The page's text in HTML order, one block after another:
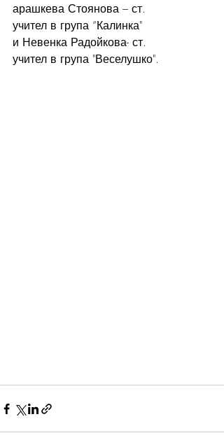
арашкева Стоянова – ст.
учител в група “Калинка"
и Невенка Радойкова- ст.
учител в група "Веселушко".